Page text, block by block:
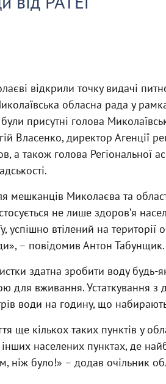
відкрили точку видачі
обласна рада у
присутні голова
Власенко, директор Агенції
а також голова Регіональної
мешканців Миколаєва та
не лише здоровʼя
успішно втілений на території
– повідомив Антон Табунщик.
здатна зробити воду
для вживання. Устаткування
води на годину, що
ще кількох таких пунктів у
інших населених пунктах, де
ніж було!» – додав очільник